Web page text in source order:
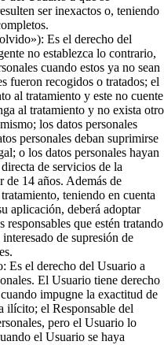
ser inexactos o, teniendo
Es el derecho del
no establezca lo contrario,
cuando estos ya no sean
fueron recogidos o tratados; el
al tratamiento y este no cuente
al tratamiento y no exista otro
los datos personales
personales deban suprimirse
o los datos personales hayan
de servicios de la
de 14 años. Además de
teniendo en cuenta
aplicación, deberá adoptar
que estén tratando
de supresión de
Es el derecho del Usuario a
El Usuario tiene derecho
impugne la exactitud de
ilícito; el Responsable del
pero el Usuario lo
el Usuario se haya